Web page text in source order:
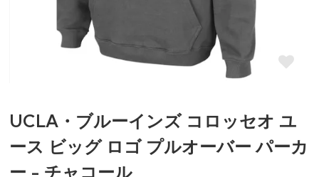
UCLA・ブルーインズ コロッセオ ユ
ース ビッグ ロゴ プルオーバー パーカ
ー - チャコール